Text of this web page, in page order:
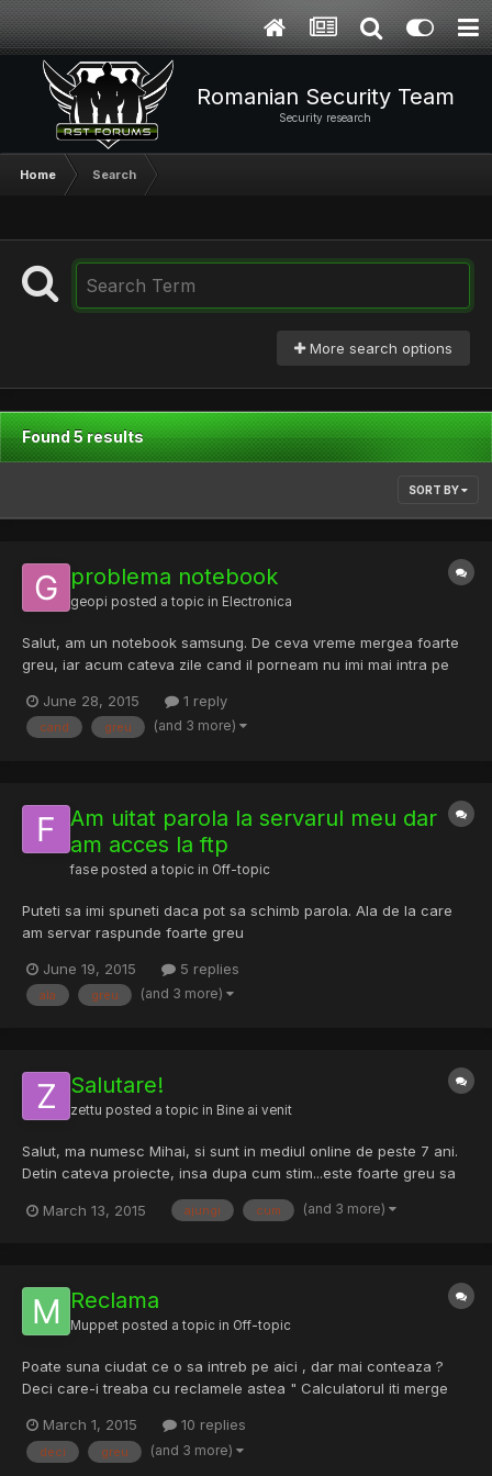
Romanian Security Team
Security research
Home Search
More search options
Found 5 results
SORT BY
problema notebook
geopi posted a topic in Electronica
Salut, am un notebook samsung. De ceva vreme mergea foarte
greu, iar acum cateva zile cand il porneam nu imi mai intra pe
pentru a-l instala in notebook. Ca sa vezi... nu merge . Cand
incerc sa il instalez, merge foarte greu si cateodata se bl...
June 28, 2015 1 reply
cand greu (and 3 more)
Am uitat parola la servarul meu dar
am acces la ftp
fase posted a topic in Off-topic
Puteti sa imi spuneti daca pot sa schimb parola. Ala de la care
am servar raspunde foarte greu
June 19, 2015 5 replies
ala greu (and 3 more)
Salutare!
zettu posted a topic in Bine ai venit
Salut, ma numesc Mihai, si sunt in mediul online de peste 7 ani.
Detin cateva proiecte, insa dupa cum stim...este foarte greu sa
March 13, 2015
ajungi cum (and 3 more)
Reclama
Muppet posted a topic in Off-topic
Poate suna ciudat ce o sa intreb pe aici , dar mai conteaza ?
Deci care-i treaba cu reclamele astea " Calculatorul iti merge
xD l-am umplut cu multe cacaturi si am reclame de alea pe
google , iar tot timpu cand instalez fresh windows-u...
March 1, 2015 10 replies
deci greu (and 3 more)